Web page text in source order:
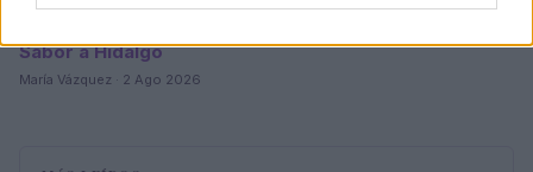
Sabor a Hidalgo
María Vázquez · 2 Ago 2026